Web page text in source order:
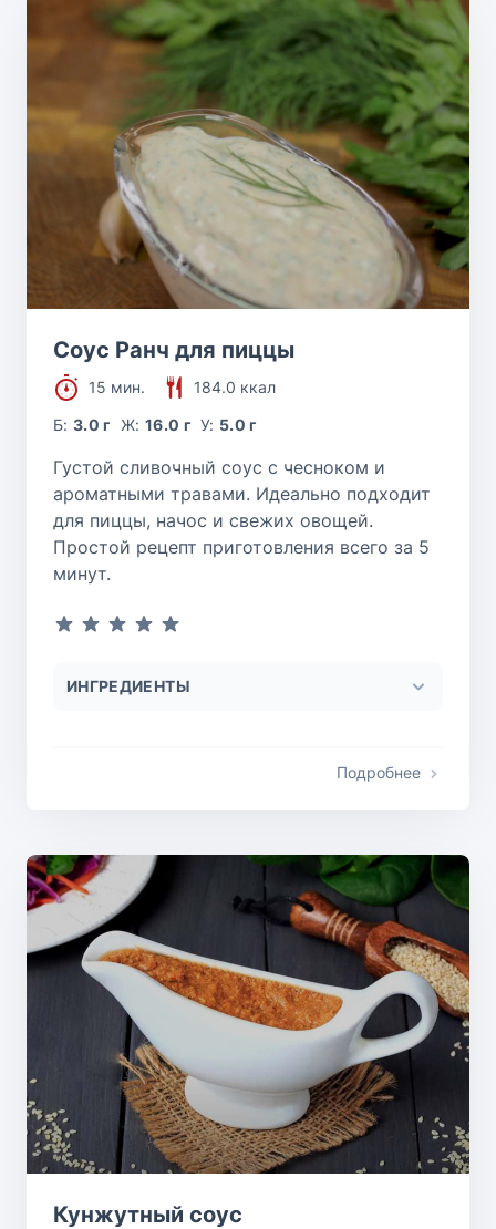
Соус Ранч для пиццы
15 мин.
184.0 ккал
Б:3.0 г Ж: 16.0 г У: 5.0 г
Густой сливочный соус с чесноком и
ароматными травами. Идеально подходит
для пиццы, начос и свежих овощей.
Простой рецепт приготовления всего за 5
минут.
ИНГРЕДИЕНТЫ
Подробнее
Кунжутный соус